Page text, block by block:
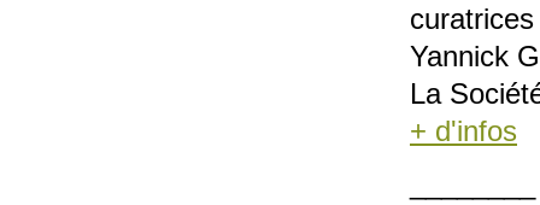
Yannick
La
+ d'infos